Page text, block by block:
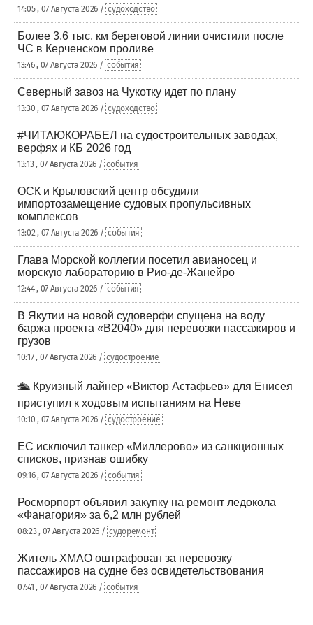
14:05 , 07 Августа 2026 / судоходство
Более 3,6 тыс. км береговой линии очистили после
ЧС в Керченском проливе
13:46 , 07 Августа 2026 / события
Северный завоз на Чукотку идет по плану
13:30 , 07 Августа 2026 / судоходство
#ЧИТАЮКОРАБЕЛ на судостроительных заводах,
верфях и КБ 2026 год
13:13 , 07 Августа 2026 / события
ОСК и Крыловский центр обсудили
импортозамещение судовых пропульсивных
комплексов
13:02 , 07 Августа 2026 / события
Глава Морской коллегии посетил авианосец и
морскую лабораторию в Рио-де-Жанейро
12:44 , 07 Августа 2026 / события
В Якутии на новой судоверфи спущена на воду
баржа проекта «В2040» для перевозки пассажиров и
грузов
10:17 , 07 Августа 2026 / судостроение
🛳️ Круизный лайнер «Виктор Астафьев» для Енисея
приступил к ходовым испытаниям на Неве
10:10 , 07 Августа 2026 / судостроение
ЕС исключил танкер «Миллерово» из санкционных
списков, признав ошибку
09:16 , 07 Августа 2026 / события
Росморпорт объявил закупку на ремонт ледокола
«Фанагория» за 6,2 млн рублей
08:23 , 07 Августа 2026 / судоремонт
Житель ХМАО оштрафован за перевозку
пассажиров на судне без освидетельствования
07:41 , 07 Августа 2026 / события